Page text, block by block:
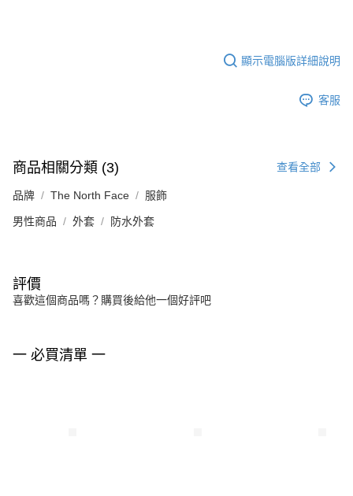
顯示電腦版詳細說明
客服
商品相關分類 (3) 查看全部
品牌 The North Face 服飾
男性商品 外套 防水外套
評價
喜歡這個商品嗎？購買後給他一個好評吧
一 必買清單 一